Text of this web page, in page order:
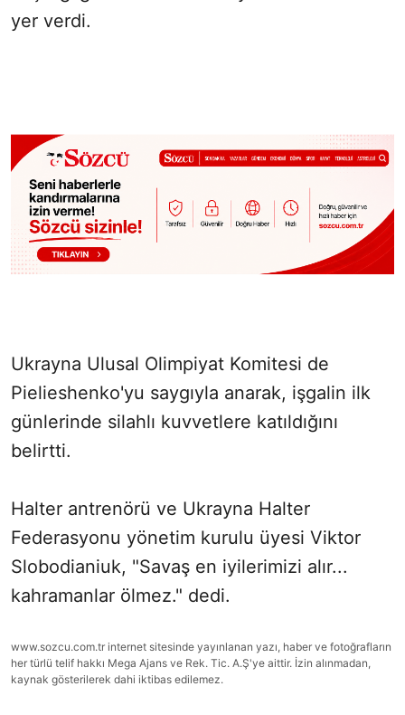
yer verdi.
Ukrayna Ulusal Olimpiyat Komitesi de
Pielieshenko'yu saygıyla anarak, işgalin ilk
günlerinde silahlı kuvvetlere katıldığını
belirtti.
Halter antrenörü ve Ukrayna Halter
Federasyonu yönetim kurulu üyesi Viktor
Slobodianiuk, "Savaş en iyilerimizi alır...
kahramanlar ölmez." dedi.
www.sozcu.com.tr internet sitesinde yayınlanan yazı, haber ve fotoğrafların
her türlü telif hakkı Mega Ajans ve Rek. Tic. A.Ş'ye aittir. İzin alınmadan,
kaynak gösterilerek dahi iktibas edilemez.